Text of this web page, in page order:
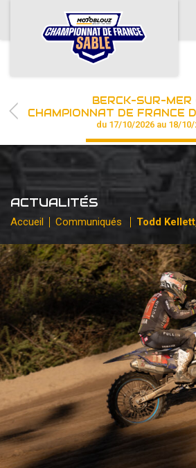
ACCUEIL
ACTUS
CHAMPIONNAT
RÉSULTATS
PHOTOS / WEB TV
PARTENAIRES
les engagements
BERCK-SUR-
CHAMPIONNAT DE FRANCE DE
du 17/10/2026 au 18/10/
ACTUALITÉS
Accueil Communiqués Todd